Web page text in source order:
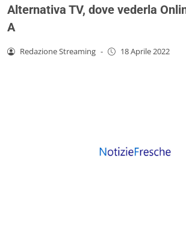
Alternativa TV, dove vederla
A
Redazione Streaming - 18 Aprile 2022